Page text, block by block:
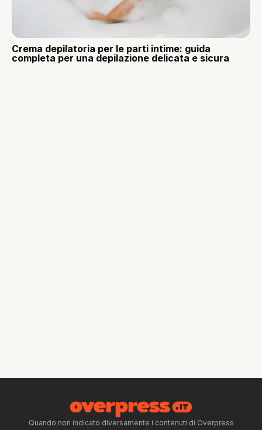
Crema depilatoria per le parti intime: guida
completa per una depilazione delicata e sicura
Quando non indicato diversamente i contenuti di Overpress